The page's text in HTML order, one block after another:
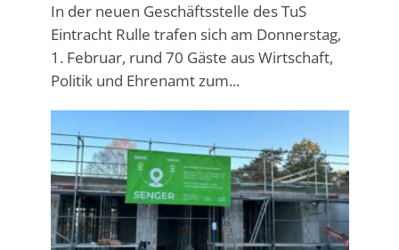
In der neuen Geschäftsstelle des TuS
Eintracht Rulle trafen sich am Donnerstag,
1. Februar, rund 70 Gäste aus Wirtschaft,
Politik und Ehrenamt zum...